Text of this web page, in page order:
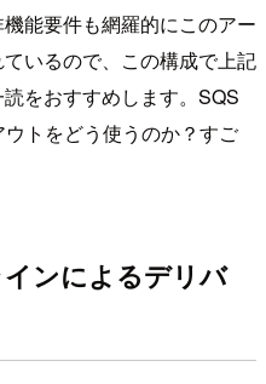
能要件も網羅的にこのアー
いるので、この構成で上記
をおすすめします。SQS
トをどう使うのか？すご
ンによるデリバ